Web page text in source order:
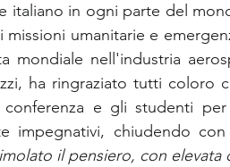
italiano in ogni parte del
missioni umanitarie e
mondiale nell'industria
ha ringraziato tutti coloro
conferenza e gli studenti
impegnativi, chiudendo
il pensiero, con elevata